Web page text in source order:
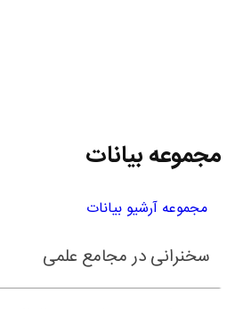
مجموعه بیانات
مجموعه آرشیو بیانات
سخنرانی در مجامع علمی